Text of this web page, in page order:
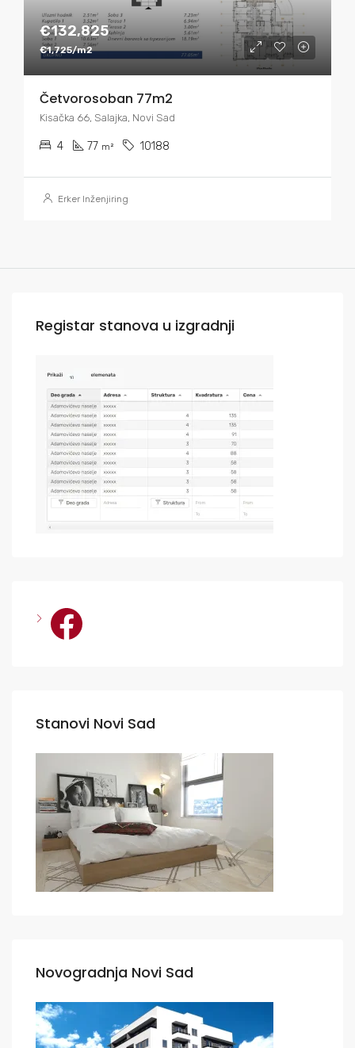
€132,825
€1,725/m2
Četvorosoban 77m2
Kisačka 66, Salajka, Novi Sad
4 77 m² 10188
Erker Inženjiring
Registar stanova u izgradnji
Facebook
Stanovi Novi Sad
Novogradnja Novi Sad